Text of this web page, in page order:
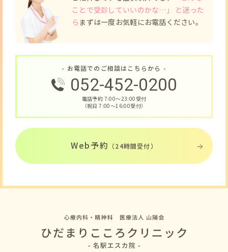
ことで受診していいのかな…」 と迷った
ら まずは一度お気軽にお電話ください。
- お電話でのご相談はこちらから -
052-452-0200
電話予約 7:00〜23:00受付
（祝日 7:00〜16:00受付）
Web予約 （24時間受付）